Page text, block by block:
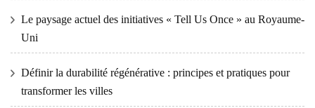
Le paysage actuel des initiatives « Tell Us Once » au Royaume-
Uni
Définir la durabilité régénérative : principes et pratiques pour
transformer les villes